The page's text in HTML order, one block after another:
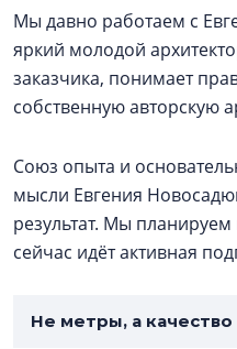
Мы давно работаем с
яркий молодой
заказчика, понимает
собственную авторскую
Союз опыта и
мысли Евгения
результат. Мы
сейчас идёт активная
Не метры, а качество